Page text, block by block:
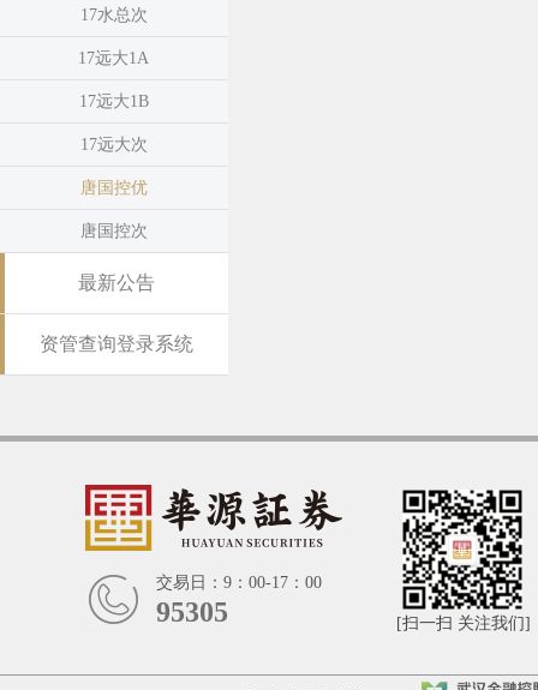
17水总次
17远大1A
17远大1B
17远大次
唐国控优
唐国控次
最新公告
资管查询登录系统
交易日：9：00-17：00
95305 [扫一扫 关注我们]